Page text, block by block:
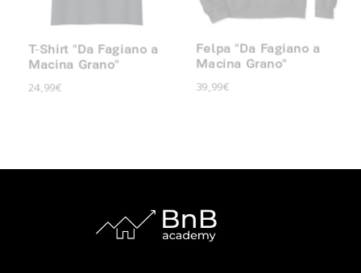
T-Shirt "Da Fagiano a
Macina Grano"
24,99€
Felpa "Da Fagiano a
Macina Grano"
39,99€